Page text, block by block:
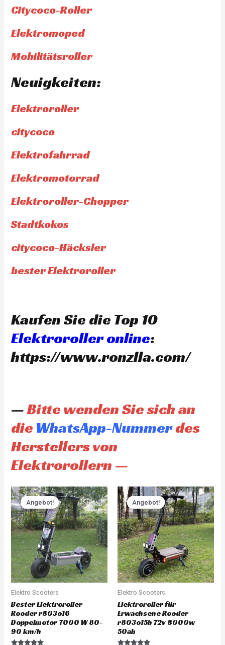
Citycoco-Roller
Elektromoped
Mobilitätsroller
Neuigkeiten:
Elektroroller
citycoco
Elektrofahrrad
Elektromotorrad
Elektroroller-Chopper
Stadtkokos
citycoco-Häcksler
bester Elektroroller
Kaufen Sie die Top 10
Elektroroller online:
https://www.ronzlla.com/
—Bitte wenden Sie sich an
die WhatsApp-Nummerdes
Herstellers von
Elektrorollern —
Angebot!
Angebot!
Elektro Scooters
Bester Elektroroller
Rooder r803o16
Doppelmotor 7000 W 80-
90 km/h
Original
price
was:
CHF 3'930.00.
Current
price
is:
CHF 3'733.00.
Angebot!
Angebot!
Elektro Scooters
Elektroroller für
Erwachsene Rooder
r803o15b 72v 8000w
50ah
Original
price
was:
CHF 4'845.00.
Current
price
is:
CHF